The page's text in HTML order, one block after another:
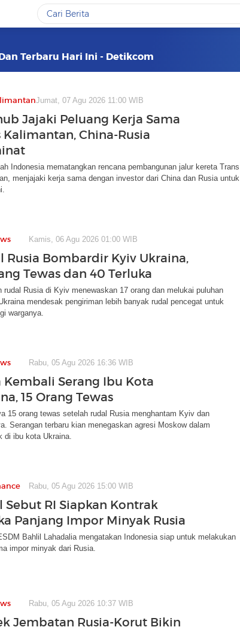
Terbaru Hari Ini - Detikcom
Jumat, 07 Agu 2026 11:00 WIB
Jajaki Peluang Kerja Sama
Kalimantan, China-Rusia
Indonesia mematangkan rencana pembangunan jalur kereta Trans
menjajaki kerja sama dengan investor dari China dan Rusia untuk
Kamis, 06 Agu 2026 01:00 WIB
Rusia Bombardir Kyiv Ukraina,
Tewas dan 40 Terluka
rudal Rusia di Kyiv menewaskan 17 orang dan melukai puluhan
mendesak pengiriman lebih banyak rudal pencegat untuk
warganya.
Rabu, 05 Agu 2026 16:36 WIB
Kembali Serang Ibu Kota
15 Orang Tewas
15 orang tewas setelah rudal Rusia menghantam Kyiv dan
Serangan terbaru kian menegaskan agresi Moskow dalam
di ibu kota Ukraina.
Rabu, 05 Agu 2026 15:00 WIB
Sebut RI Siapkan Kontrak
Panjang Impor Minyak Rusia
Bahlil Lahadalia mengatakan Indonesia siap untuk melakukan
impor minyak dari Rusia.
Rabu, 05 Agu 2026 10:37 WIB
Jembatan Rusia-Korut Bikin